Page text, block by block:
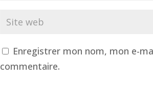
Enregistrer mon nom, mon e-
commentaire.